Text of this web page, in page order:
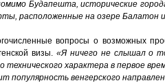
Будапешта, исторические
расположенные на озере Балатон и
вопросы о возможных
визы.«Я ничего не слышал о
характера в первое
популярность венгерского